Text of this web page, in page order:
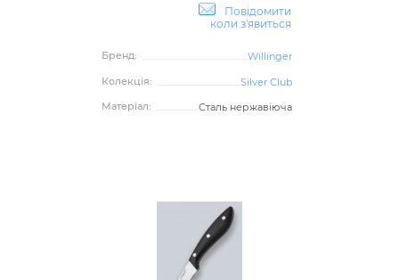
Повідомити
коли з'явиться
Бренд:
Willinger
Колекція:
Silver Club
Матеріал:
Сталь нержавіюча